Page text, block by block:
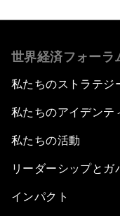
世界経済フォーラ
私たちのストラテジ
私たちのアイデンテ
私たちの活動
リーダーシップとガ
インパクト